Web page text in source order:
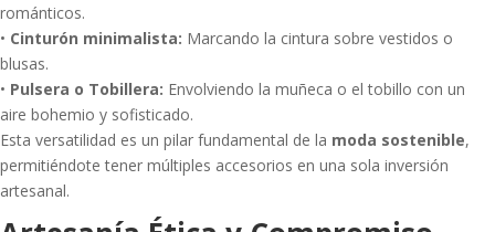
románticos.
• Cinturón minimalista: Marcando la cintura sobre vestidos o
blusas.
• Pulsera o Tobillera: Envolviendo la muñeca o el tobillo con un
aire bohemio y sofisticado.
Esta versatilidad es un pilar fundamental de la moda sostenible,
permitiéndote tener múltiples accesorios en una sola inversión
artesanal.